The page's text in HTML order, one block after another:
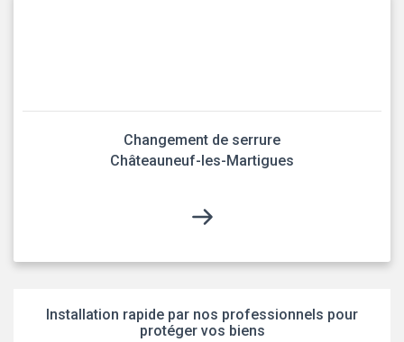
Changement de serrure
Châteauneuf-les-Martigues
Installation rapide par nos professionnels pour
protéger vos biens